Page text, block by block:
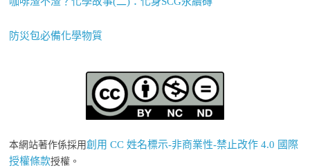
防災包必備化學物質
本網站著作係採用創用 CC 姓名標示-非商業性-禁止改作 4.0 國際
授權條款授權。